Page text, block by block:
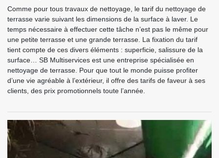
Comme pour tous travaux de nettoyage, le tarif du nettoyage de
terrasse varie suivant les dimensions de la surface à laver. Le
temps nécessaire à effectuer cette tâche n’est pas le même pour
une petite terrasse et une grande terrasse. La fixation du tarif
tient compte de ces divers éléments : superficie, salissure de la
surface… SB Multiservices est une entreprise spécialisée en
nettoyage de terrasse. Pour que tout le monde puisse profiter
d’une vie agréable à l’extérieur, il offre des tarifs de faveur à ses
clients, des prix promotionnels toute l’année.